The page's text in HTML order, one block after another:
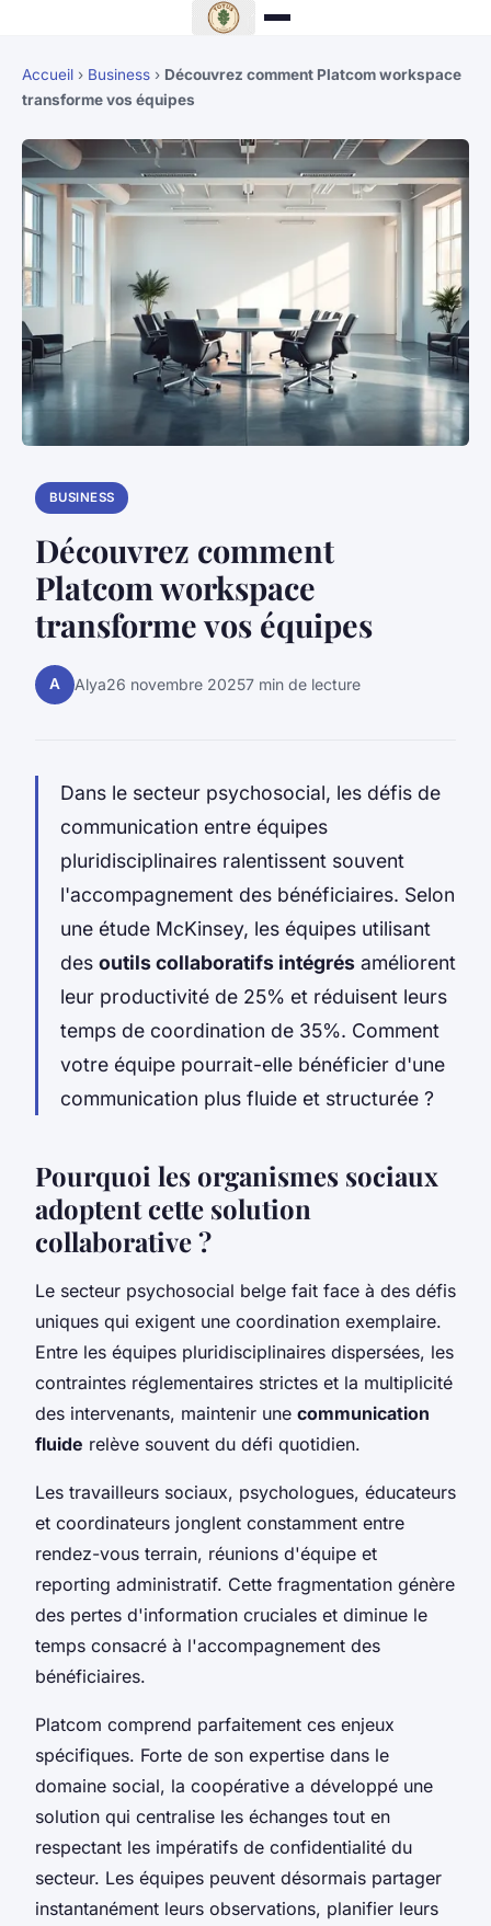
Accueil › Business › Découvrez comment Platcom workspace
transforme vos équipes
BUSINESS
Découvrez comment
Platcom workspace
transforme vos équipes
A Alya26 novembre 20257 min de lecture
Dans le secteur psychosocial, les défis de
communication entre équipes
pluridisciplinaires ralentissent souvent
l'accompagnement des bénéficiaires. Selon
une étude McKinsey, les équipes utilisant
des outils collaboratifs intégrés améliorent
leur productivité de 25% et réduisent leurs
temps de coordination de 35%. Comment
votre équipe pourrait-elle bénéficier d'une
communication plus fluide et structurée ?
Pourquoi les organismes sociaux
adoptent cette solution
collaborative ?
Le secteur psychosocial belge fait face à des défis
uniques qui exigent une coordination exemplaire.
Entre les équipes pluridisciplinaires dispersées, les
contraintes réglementaires strictes et la multiplicité
des intervenants, maintenir une communication
fluide relève souvent du défi quotidien.
Les travailleurs sociaux, psychologues, éducateurs
et coordinateurs jonglent constamment entre
rendez-vous terrain, réunions d'équipe et
reporting administratif. Cette fragmentation génère
des pertes d'information cruciales et diminue le
temps consacré à l'accompagnement des
bénéficiaires.
Platcom comprend parfaitement ces enjeux
spécifiques. Forte de son expertise dans le
domaine social, la coopérative a développé une
solution qui centralise les échanges tout en
respectant les impératifs de confidentialité du
secteur. Les équipes peuvent désormais partager
instantanément leurs observations, planifier leurs